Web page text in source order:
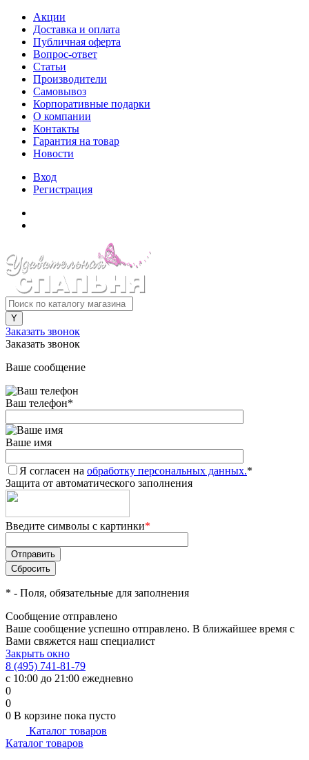
Акции
Доставка и оплата
Публичная оферта
Вопрос-ответ
Статьи
Производители
Самовывоз
Корпоративные подарки
О компании
Контакты
Гарантия на товар
Новости
Вход
Регистрация
Заказать звонок
Заказать звонок
Ваше сообщение
Ваш телефон*
Ваше имя
Я согласен на обработку персональных данных.*
Защита от автоматического заполнения
Введите символы с картинки*
* - Поля, обязательные для заполнения
Сообщение отправлено
Ваше сообщение успешно отправлено. В ближайшее время с
Вами свяжется наш специалист
Закрыть окно
8 (495) 741-81-79
с 10:00 до 21:00 ежедневно
0
0
0 В корзине пока пусто
Каталог товаров
Каталог товаров